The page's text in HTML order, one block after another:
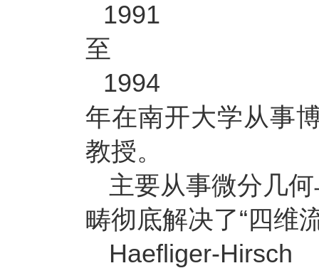
1991
至
1994
年在南开大学从事
教授。
主要从事微分几
畴彻底解决了“四维
Haefliger-Hirsch